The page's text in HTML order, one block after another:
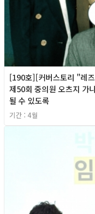
[190호][커버스토리 "레
제50회 중의원 오츠지 가
될 수 있도록
기간 : 4월